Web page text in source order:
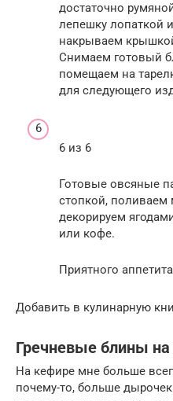
достаточно
лепешку лопаткой
накрываем
Снимаем готовый
помещаем на
для следующего
6 из 6
Готовые овсяные
стопкой,
декорируем
или кофе.
Приятного
Добавить в кулинарную
Гречневые блины
На кефире мне больше
почему-то, больше